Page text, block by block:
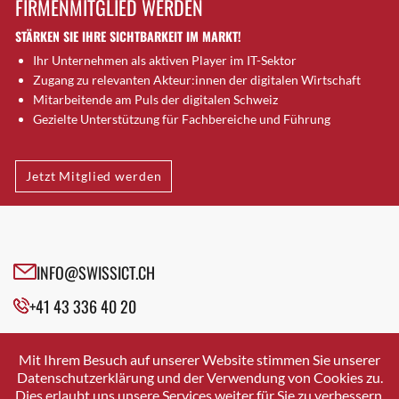
Brütten
Bubendorf
Bubikon
Buchs (SG)
Burgdorf
Bülach
Cazis
Cham
Davos Platz
Davos Platz 1
Dietikon
Dietlikon
FIRMENMITGLIED WERDEN
STÄRKEN SIE IHRE SICHTBARKEIT IM MARKT!
Ihr Unternehmen als aktiven Player im IT-Sektor
Zugang zu relevanten Akteur:innen der digitalen Wirtschaft
Mitarbeitende am Puls der digitalen Schweiz
Gezielte Unterstützung für Fachbereiche und Führung
Jetzt Mitglied werden
INFO@SWISSICT.CH
+41 43 336 40 20
SWISSICT
VULKANSTRASSE 120
8048 ZURICH
Mit Ihrem Besuch auf unserer Website stimmen Sie unserer
Datenschutzerklärung und der Verwendung von Cookies zu.
Dies erlaubt uns unsere Services weiter für Sie zu verbessern.